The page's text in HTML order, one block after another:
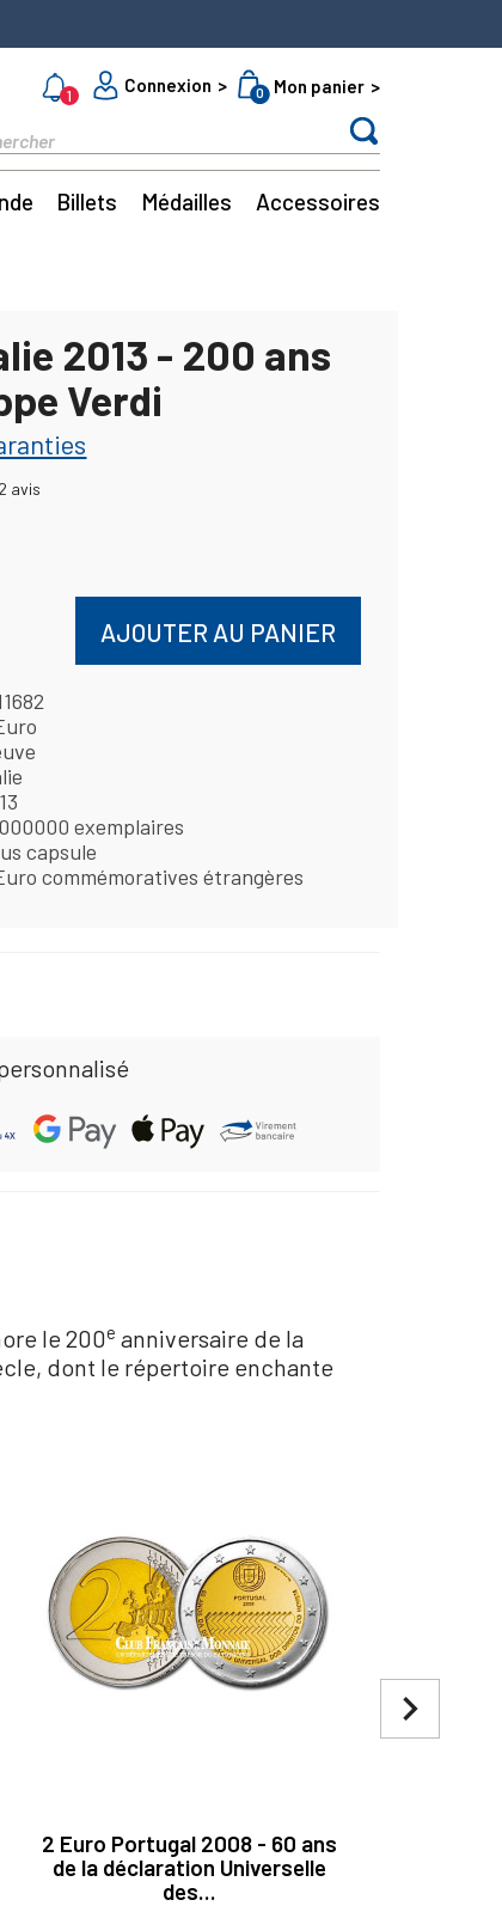
1
Connexion 0 Mon panier
Billets Médailles Accessoires
2013 - 200 ans
Verdi
2 avis
AJOUTER AU PANIER
exemplaires
capsule
commémoratives étrangères
le 200e anniversaire de la
dont le répertoire enchante
2 Euro Portugal 2008 - 60 ans
de la déclaration Universelle
des...
navigate_next